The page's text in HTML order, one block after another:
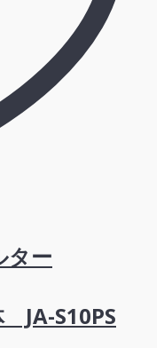
ター
JA-S10PS